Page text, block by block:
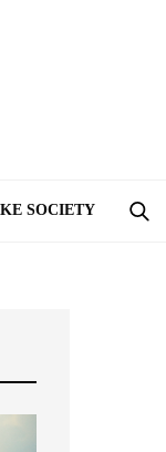
SOCIETY